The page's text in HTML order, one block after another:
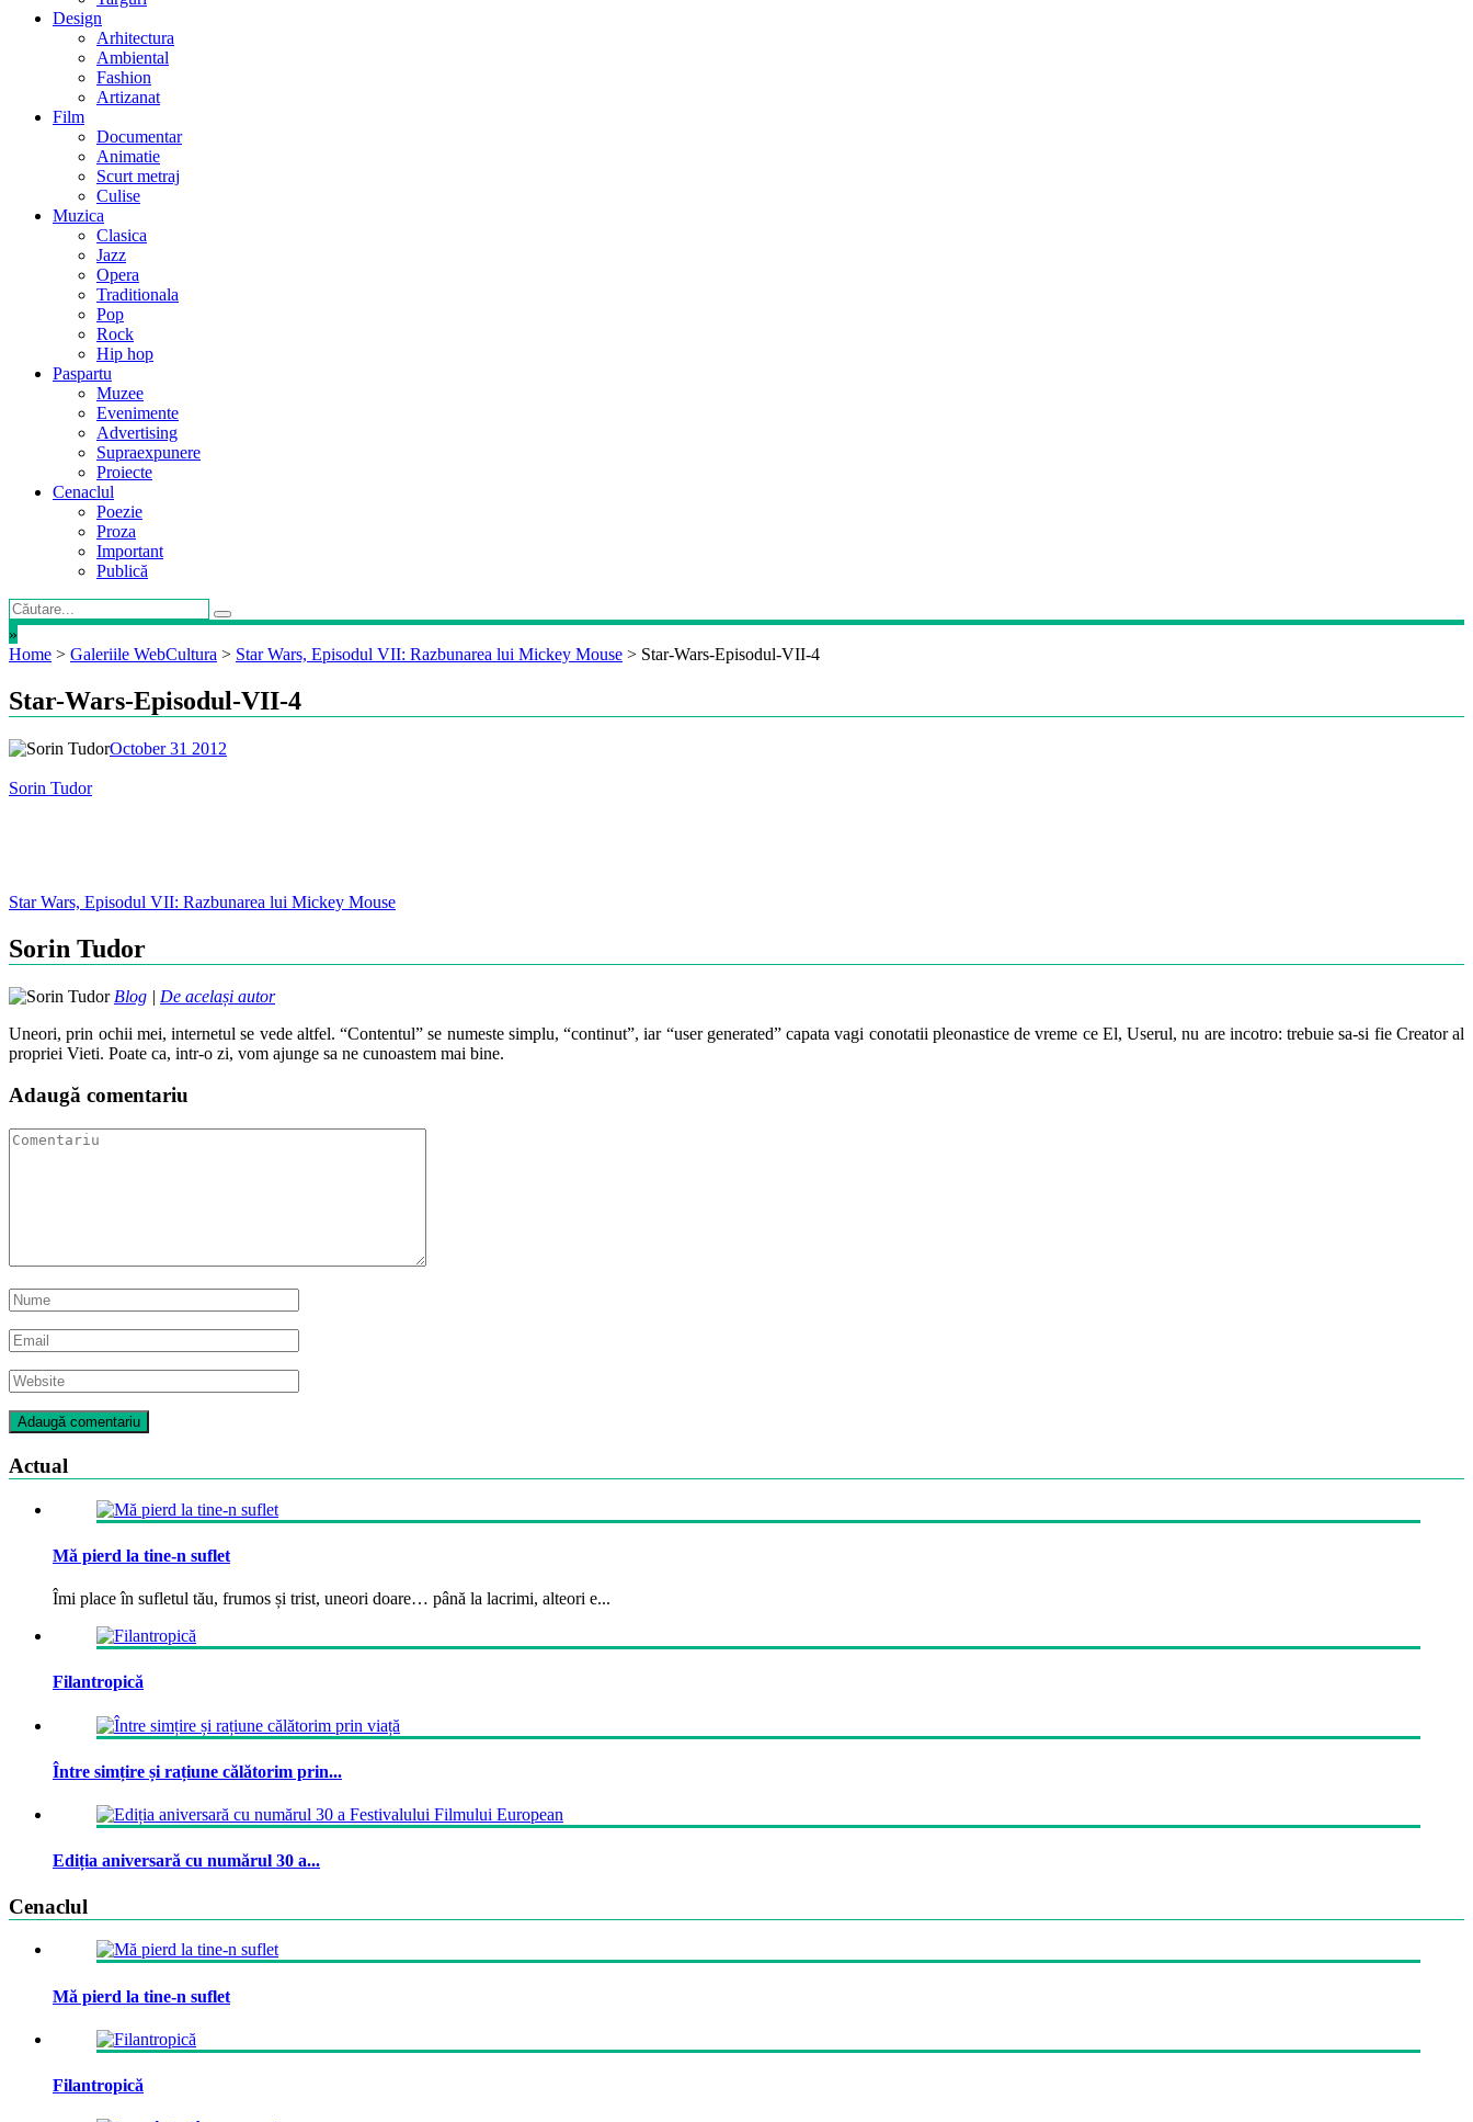
Design
Arhitectura
Ambiental
Fashion
Artizanat
Film
Documentar
Animatie
Scurt metraj
Culise
Muzica
Clasica
Jazz
Opera
Traditionala
Pop
Rock
Hip hop
Paspartu
Muzee
Evenimente
Advertising
Supraexpunere
Proiecte
Cenaclul
Poezie
Proza
Important
Publică
»
Home > Galeriile WebCultura > Star Wars, Episodul VII: Razbunarea lui Mickey Mouse > Star-Wars-Episodul-VII-4
Star-Wars-Episodul-VII-4
October 31 2012
Sorin Tudor
Post
navigation
Star Wars, Episodul VII: Razbunarea lui Mickey Mouse
Sorin Tudor
Blog | De același autor
Uneori, prin ochii mei, internetul se vede altfel. “Contentul” se numeste simplu, “continut”, iar “user generated” capata vagi conotatii pleonastice de vreme ce El, Userul, nu are incotro: trebuie sa-si fie Creator al
propriei Vieti. Poate ca, intr-o zi, vom ajunge sa ne cunoastem mai bine.
Adaugă comentariu
Actual
Mă pierd la tine-n suflet
Îmi place în sufletul tău, frumos și trist, uneori doare… până la lacrimi, alteori e...
Filantropică
Între simțire și rațiune călătorim prin...
Ediția aniversară cu numărul 30 a...
Cenaclul
Mă pierd la tine-n suflet
Filantropică